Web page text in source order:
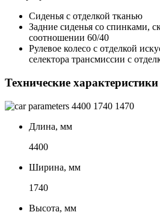
Сиденья с отделкой тканью
Задние сиденья со спинками,
соотношении 60/40
Рулевое колесо с отделкой
селектора трансмиссии с
Технические характеристики
4400 1740 1470
Длина, мм
4400
Ширина, мм
1740
Высота, мм